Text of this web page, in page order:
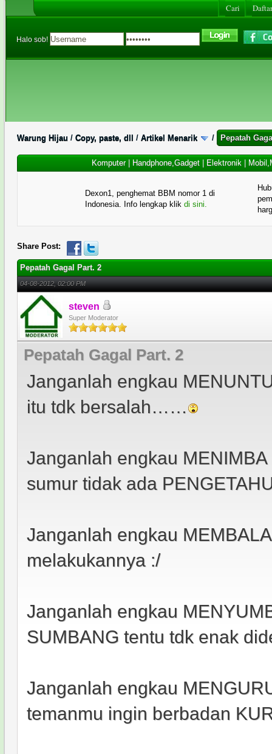
Cari
Halo sob!
Warung Hijau / Copy, paste, dll / Artikel Menarik / Pepatah
Komputer| Handphone,Gadget| Elektronik|
Dexon1, penghemat BBM nomor 1 di
Indonesia. Info lengkap klik di sini.
Share Post:
Pepatah Gagal Part. 2
04-08-2012, 02:00 PM
steven
Super Moderator
Pepatah Gagal Part. 2
Janganlah engkau
itu tdk bersalah……
Janganlah engkau
sumur tidak ada
Janganlah engkau
melakukannya :/
Janganlah engkau
SUMBANG tentu tdk enak
Janganlah engkau
temanmu ingin berbadan